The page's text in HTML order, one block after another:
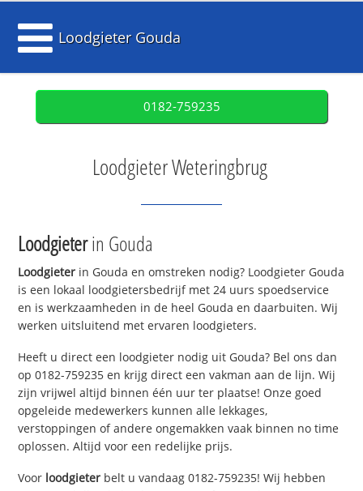
Loodgieter Gouda
0182-759235
Loodgieter Weteringbrug
Loodgieterin Gouda
Loodgieter in Gouda en omstreken nodig? Loodgieter Gouda
is een lokaal loodgietersbedrijf met 24 uurs spoedservice
en is werkzaamheden in de heel Gouda en daarbuiten. Wij
werken uitsluitend met ervaren loodgieters.
Heeft u direct een loodgieter nodig uit Gouda? Bel ons dan
op 0182-759235 en krijg direct een vakman aan de lijn. Wij
zijn vrijwel altijd binnen één uur ter plaatse! Onze goed
opgeleide medewerkers kunnen alle lekkages,
verstoppingen of andere ongemakken vaak binnen no time
oplossen. Altijd voor een redelijke prijs.
Voor loodgieter belt u vandaag 0182-759235! Wij hebben